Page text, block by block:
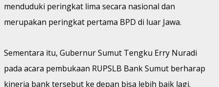
menduduki peringkat lima secara nasional dan
merupakan peringkat pertama BPD di luar Jawa.
Sementara itu, Gubernur Sumut Tengku Erry Nuradi
pada acara pembukaan RUPSLB Bank Sumut berharap
kinerja bank tersebut ke depan bisa lebih baik lagi.